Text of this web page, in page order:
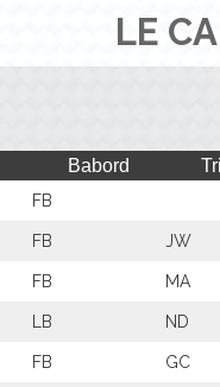
LE
Babord
FB
FB JW
FB MA
LB ND
FB GC